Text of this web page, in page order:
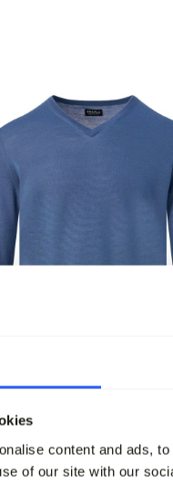
content and ads,
of our site with our